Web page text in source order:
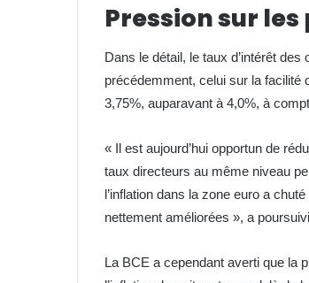
Pression sur
Dans le détail, le taux d’intérêt
précédemment, celui sur la facilité
3,75%, auparavant à 4,0%, à
« Il est aujourd’hui opportun de
taux directeurs au même niveau
l’inflation dans la zone euro a
nettement améliorées », a
La BCE a cependant averti que la